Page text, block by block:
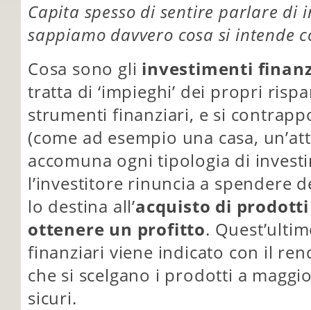
Capita spesso di sentire parlare di
sappiamo davvero cosa si intende
Cosa sono gli investimenti
tratta di ‘impieghi’ dei propri
strumenti finanziari, e si
(come ad esempio una casa,
accomuna ogni tipologia di
l’investitore rinuncia a spendere
lo destina all’acquisto di
ottenere un profitto.
finanziari viene indicato con il
che si scelgano i prodotti a
sicuri.